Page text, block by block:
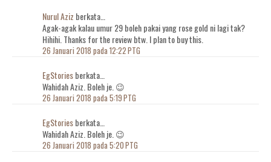
Nurul Aziz berkata…
Agak-agak kalau umur 29 boleh pakai yang rose gold ni lagi tak?
Hihihi. Thanks for the review btw. I plan to buy this.
26 Januari 2018 pada 12:22 PTG
EgStoriesberkata…
Wahidah Aziz. Boleh je. 😉
26 Januari 2018 pada 5:19 PTG
EgStoriesberkata…
Wahidah Aziz. Boleh je. 😉
26 Januari 2018 pada 5:20 PTG